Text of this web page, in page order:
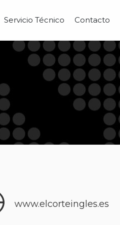
Servicio Técnico Contacto
www.elcorteingles.es